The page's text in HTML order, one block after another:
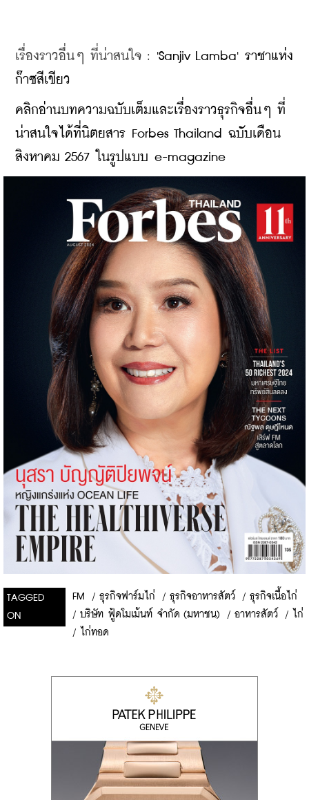
เรื่องราวอื่นๆ ที่น่าสนใจ : 'Sanjiv Lamba' ราชาแห่ง
ก๊าซสีเขียว
คลิกอ่านบทความฉบับเต็มและเรื่องราวธุรกิจอื่นๆ ที่
น่าสนใจได้ที่นิตยสาร Forbes Thailand ฉบับเดือน
สิงหาคม 2567 ในรูปแบบ e-magazine
TAGGED
ON
FM / ธุรกิจฟาร์มไก่ / ธุรกิจอาหารสัตว์ / ธุรกิจเนื้อไก่
/ บริษัท ฟู้ดโมเม้นท์ จำกัด (มหาชน) / อาหารสัตว์ /
ไก่
/
ไก่ทอด